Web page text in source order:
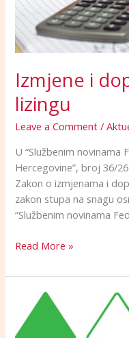
Izmjene i
lizingu
Leave a Comment /
U “Službenim novinama
Hercegovine”, broj 36/
Zakon o izmjenama i
zakon stupa na snagu
“Službenim novinama
Read More »
Zakon
izmjenama